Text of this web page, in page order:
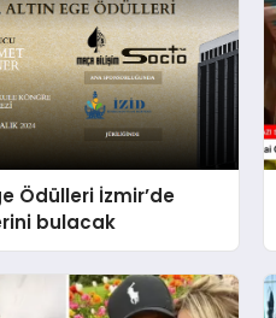
Ödülleri İzmir’de
bulacak